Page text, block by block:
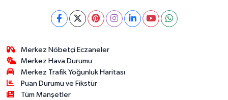
Merkez Nöbetçi Eczaneler
Merkez Hava Durumu
Merkez Trafik Yoğunluk Haritası
Puan Durumu ve Fikstür
Tüm Manşetler